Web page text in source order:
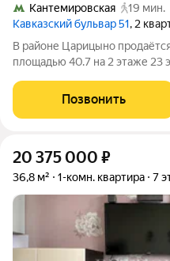
Кантемировская
19 мин.
Кавказский бульвар 51, 2
В районе Царицыно
площадью 40.7 на 2 этаже 23
17 минут пешком до станции
минут до станции
Позвонить
20 375 000 ₽
36,8 м² 1-комн. квартира 7